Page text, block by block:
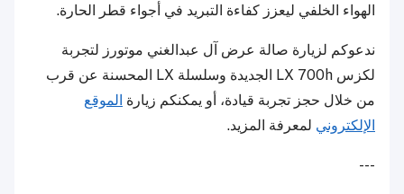
الهواء الخلفي ليعزز كفاءة التبريد في أجواء قطر الحارة.
ندعوكم لزيارة صالة عرض آل عبدالغني موتورز لتجربة
لكزس LX 700h الجديدة وسلسلة LX المحسنة عن قرب
من خلال حجز تجربة قيادة، أو يمكنكم زيارة الموقع
الإلكتروني لمعرفة المزيد.
---